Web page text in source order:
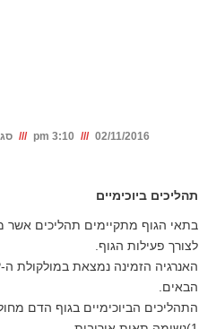
02/11/2016
3:10 pm
תהליכים ביוכימיים
בתאי הגוף מתקיימים תהליכים אשר
לצורך פעילות הגוף.
הבאים.
התהליכים הביוכימיים בגוף הדם